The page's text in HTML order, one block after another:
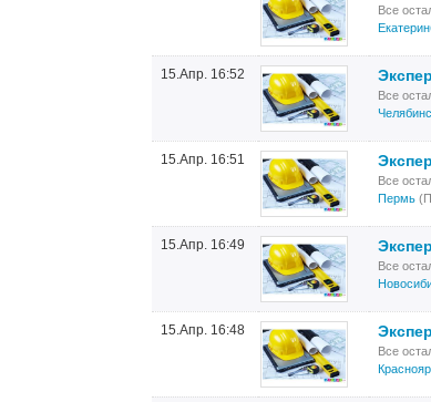
Все
15.Апр. 16:52
Все
15.Апр. 16:51
Все
Пермь
15.Апр. 16:49
Все
15.Апр. 16:48
Все